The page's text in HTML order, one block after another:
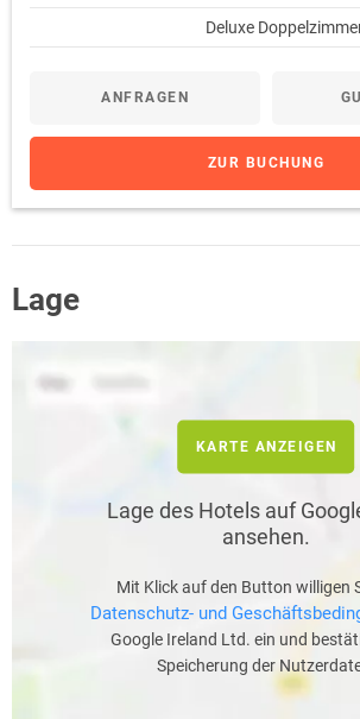
Deluxe
ANFRAGEN
ZUR BUCHUNG
Lage
KARTE ANZEIGEN
Lage des Hotels auf
ansehen.
Mit Klick auf den Button willigen
Datenschutz- und
Google Ireland Ltd. ein und
Speicherung der